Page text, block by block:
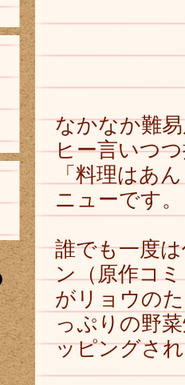
なかなか難
ヒー言いつ
「料理はあ
ニューです。
誰でも一度
ン（原作コ
がリョウの
っぷりの野
ッピングさ